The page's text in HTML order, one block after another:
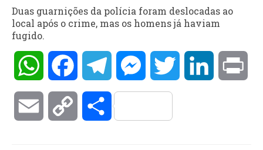
Duas guarnições da polícia foram deslocadas ao
local após o crime, mas os homens já haviam
fugido.
WhatsAppFacebookTelegramMessengerTwitter LinkedIn
Email Copy Compartilhar